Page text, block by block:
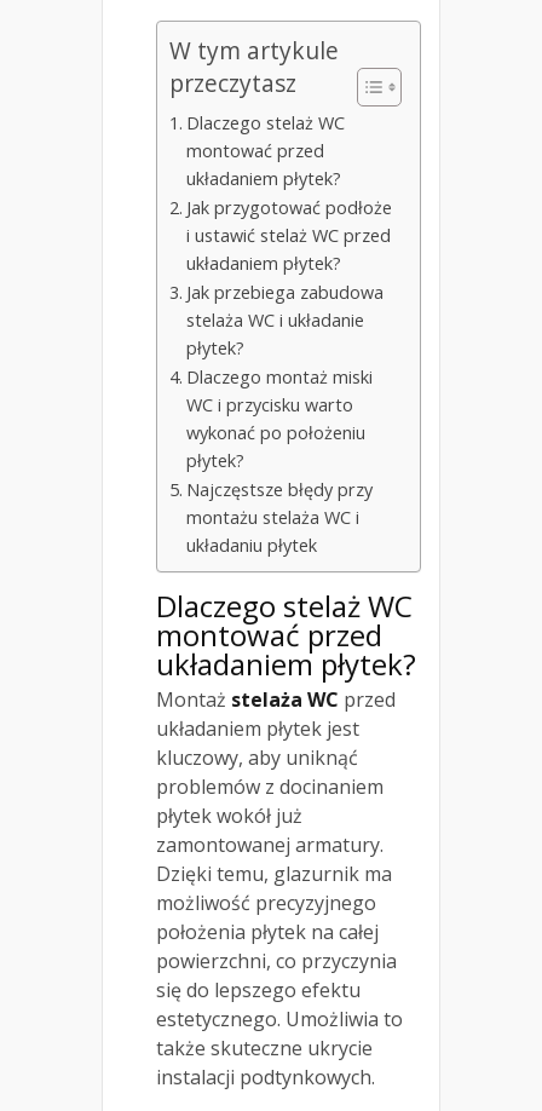
W tym artykule
przeczytasz
Dlaczego stelaż WC
montować przed
układaniem płytek?
Jak przygotować podłoże
i ustawić stelaż WC przed
układaniem płytek?
Jak przebiega zabudowa
stelaża WC i układanie
płytek?
Dlaczego montaż miski
WC i przycisku warto
wykonać po położeniu
płytek?
Najczęstsze błędy przy
montażu stelaża WC i
układaniu płytek
Dlaczego stelaż WC
montować przed
układaniem płytek?
Montaż stelaża WC przed
układaniem płytek jest
kluczowy, aby uniknąć
problemów z docinaniem
płytek wokół już
zamontowanej armatury.
Dzięki temu, glazurnik ma
możliwość precyzyjnego
położenia płytek na całej
powierzchni, co przyczynia
się do lepszego efektu
estetycznego. Umożliwia to
także skuteczne ukrycie
instalacji podtynkowych.